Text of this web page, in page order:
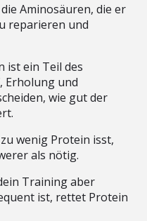
Aminosäuren, die er
reparieren und
ist ein Teil des
Erholung und
wie gut der
wenig Protein isst,
als nötig.
Training aber
ist, rettet Protein